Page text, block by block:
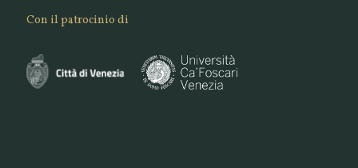
Con il patrocinio di